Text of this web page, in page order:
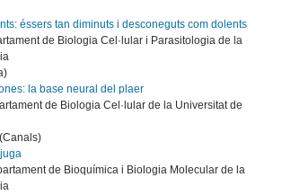
éssers tan diminuts i desconeguts com dolents
de Biologia Cel·lular i Parasitologia de la
la base neural del plaer
de Biologia Cel·lular de la Universitat de
de Bioquímica i Biologia Molecular de la